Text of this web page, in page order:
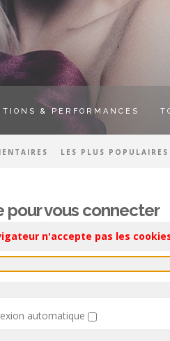
& PERFORMANCES
LES PLUS POPULAIRES
pour vous connecter
n'accepte pas les
automatique